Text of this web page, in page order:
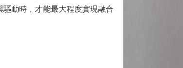
動時，才能最大程度實現融合